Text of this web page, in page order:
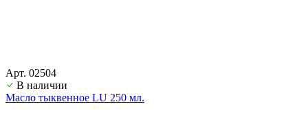
Арт. 02504
В наличии
Масло тыквенное LU 250 мл.